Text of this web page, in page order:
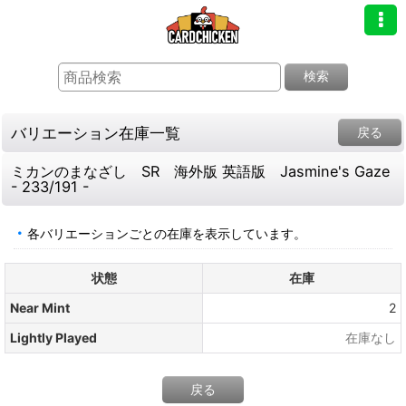
検索
バリエーション在庫一覧 戻る
ミカンのまなざし SR 海外版 英語版 Jasmine's Gaze
- 233/191 -
各バリエーションごとの在庫を表示しています。
状態
在庫
Near Mint
2
Lightly Played
在庫なし
戻る